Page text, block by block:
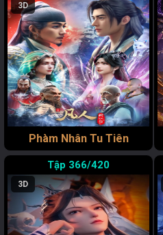
3D
Phàm Nhân Tu Tiên
366/420
3D